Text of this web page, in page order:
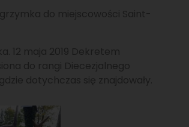
do miejscowości Saint-
12 maja 2019 Dekretem
do rangi Diecezjalnego
dotychczas się znajdowały.